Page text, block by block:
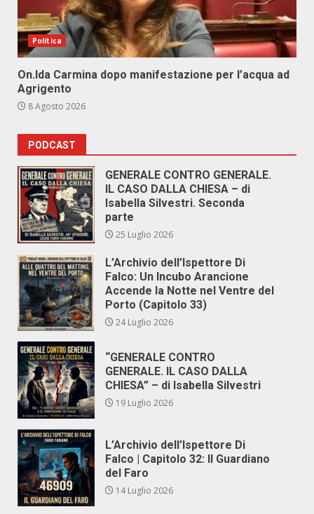
Politica
On.Ida Carmina dopo manifestazione per l’acqua ad
Agrigento
8 Agosto 2026
PODCAST
GENERALE CONTRO GENERALE.
IL CASO DALLA CHIESA – di
Isabella Silvestri. Seconda
parte
25 Luglio 2026
L’Archivio dell’Ispettore Di
Falco: Un Incubo Arancione
Accende la Notte nel Ventre del
Porto (Capitolo 33)
24 Luglio 2026
“GENERALE CONTRO
GENERALE. IL CASO DALLA
CHIESA” – di Isabella Silvestri
19 Luglio 2026
L’Archivio dell’Ispettore Di
Falco | Capitolo 32: Il Guardiano
del Faro
14 Luglio 2026